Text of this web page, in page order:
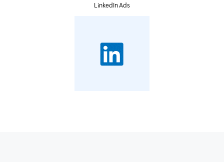
LinkedIn Ads